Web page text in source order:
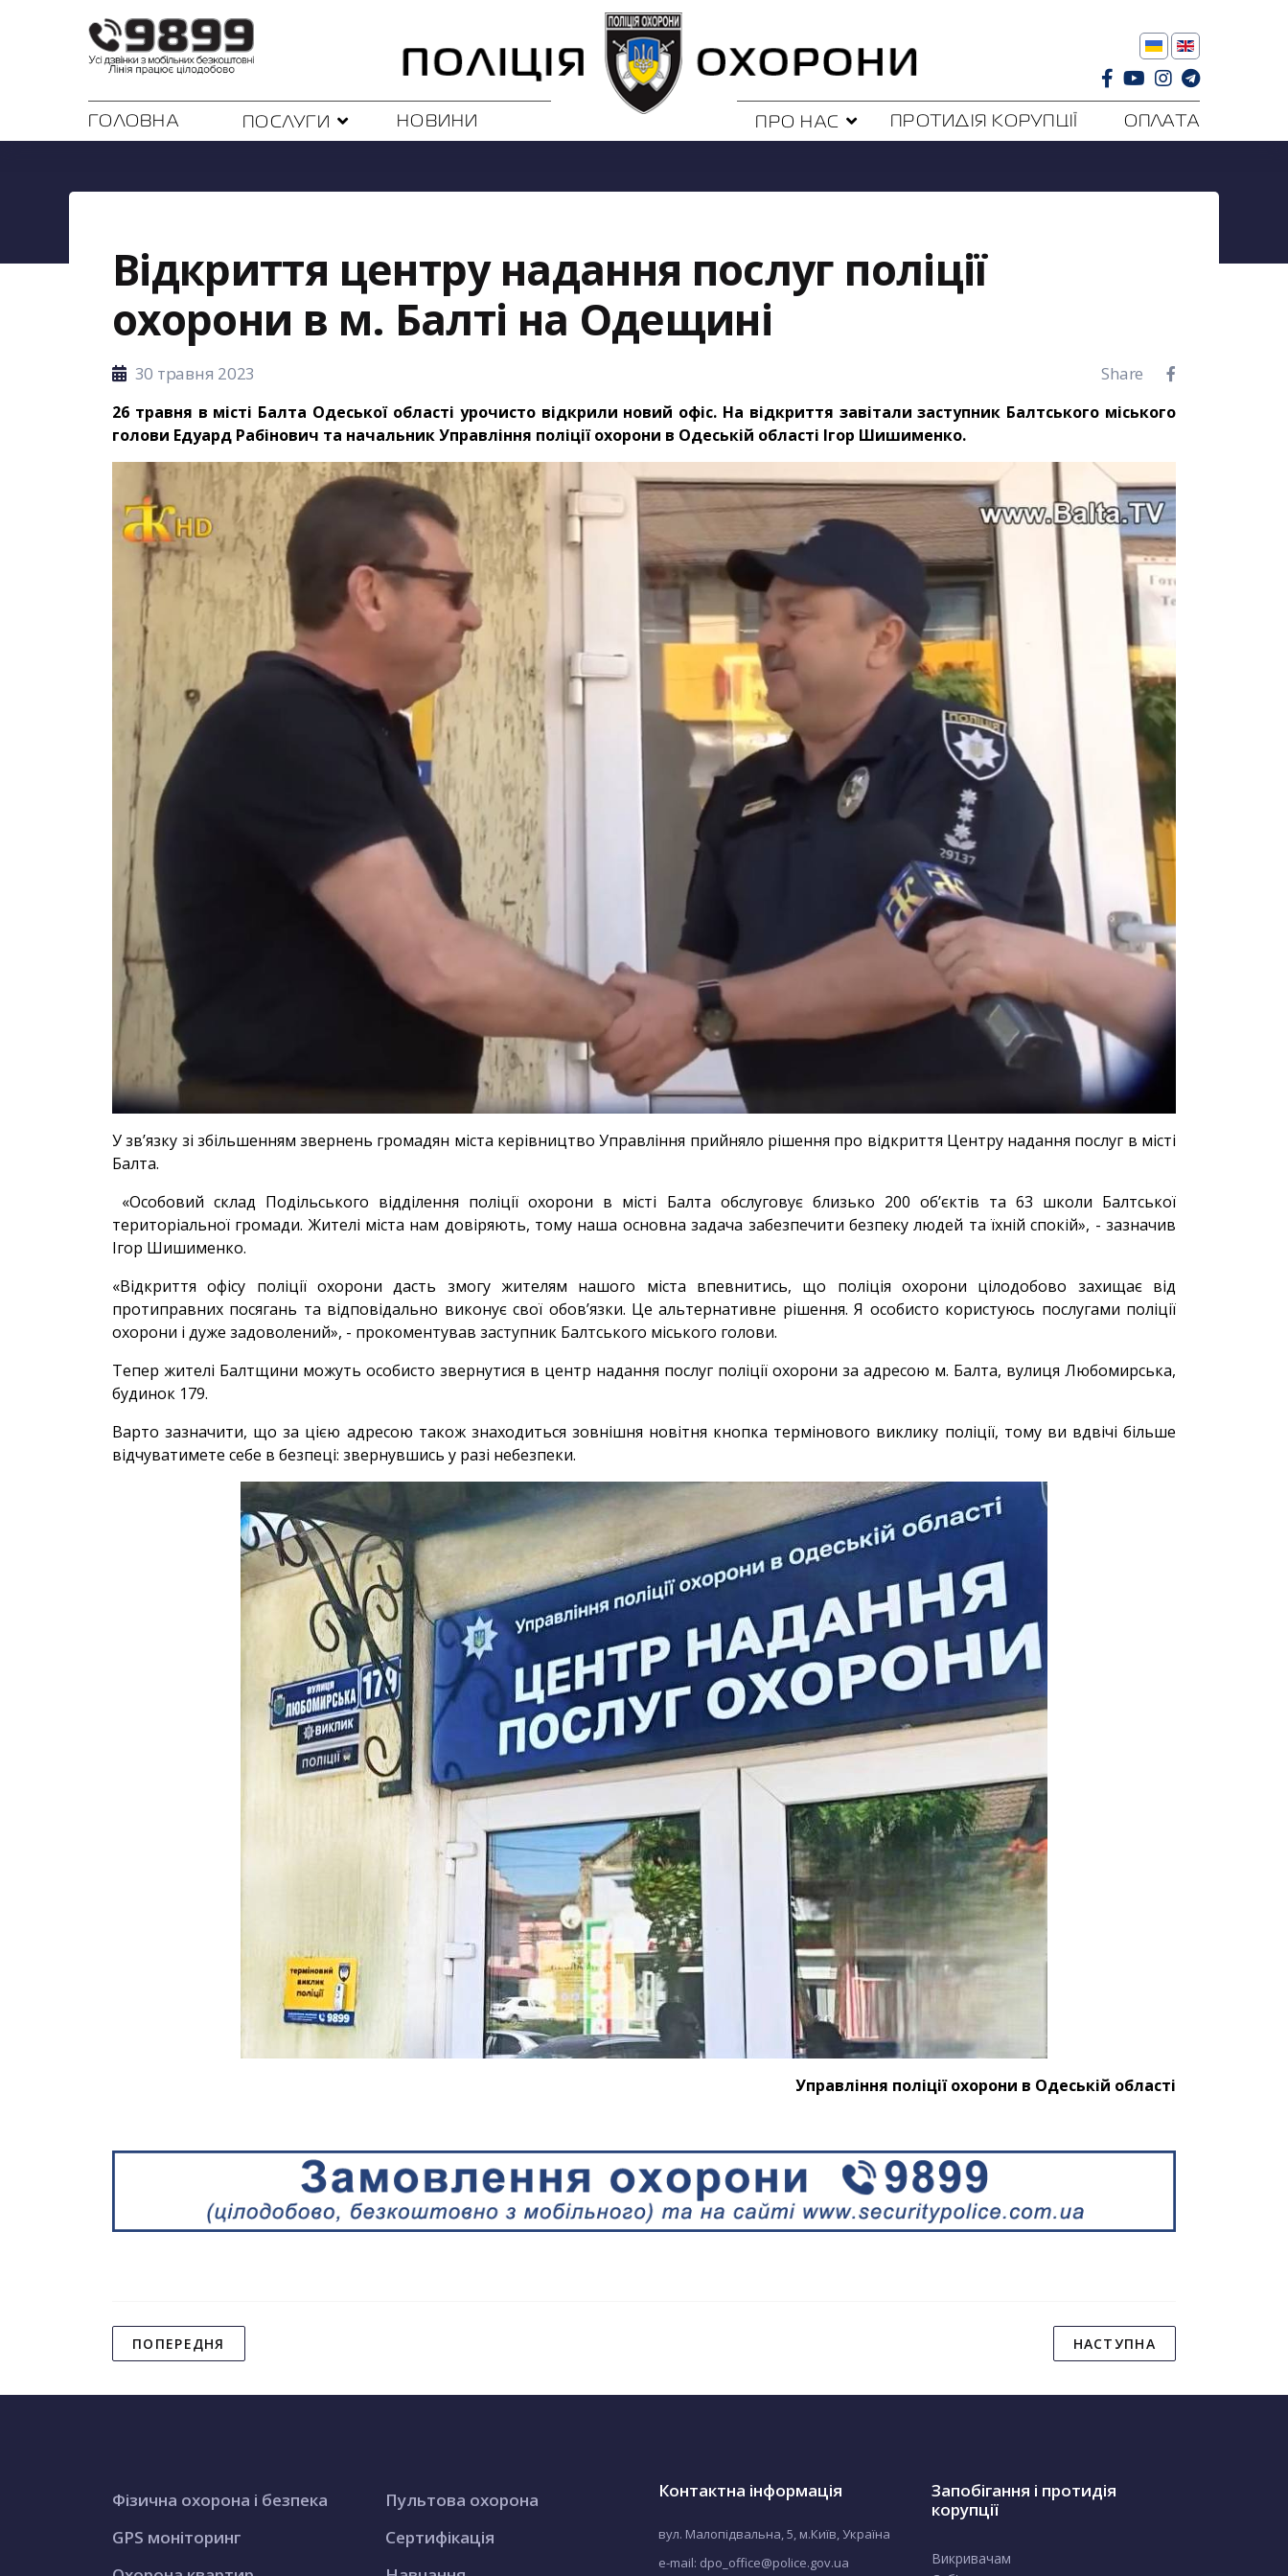
ГОЛОВНА ПОСЛУГИ НОВИНИ ПРО НАС ПРОТИДІЯ КОРУПЦІЇ ОПЛАТА
Відкриття центру надання послуг поліції
охорони в м. Балті на Одещині
30 травня 2023 Share
26 травня в місті Балта Одеської області урочисто відкрили новий офіс. На відкриття завітали заступник Балтського міського
голови Едуард Рабінович та начальник Управління поліції охорони в Одеській області Ігор Шишименко.
У зв’язку зі збільшенням звернень громадян міста керівництво Управління прийняло рішення про відкриття Центру надання послуг в місті
Балта.
«Особовий склад Подільського відділення поліції охорони в місті Балта обслуговує близько 200 об’єктів та 63 школи Балтської
територіальної громади. Жителі міста нам довіряють, тому наша основна задача забезпечити безпеку людей та їхній спокій», - зазначив
Ігор Шишименко.
«Відкриття офісу поліції охорони дасть змогу жителям нашого міста впевнитись, що поліція охорони цілодобово захищає від
протиправних посягань та відповідально виконує свої обов’язки. Це альтернативне рішення. Я особисто користуюсь послугами поліції
охорони і дуже задоволений», - прокоментував заступник Балтського міського голови.
Тепер жителі Балтщини можуть особисто звернутися в центр надання послуг поліції охорони за адресою м. Балта, вулиця Любомирська,
будинок 179.
Варто зазначити, що за цією адресою також знаходиться зовнішня новітня кнопка термінового виклику поліції, тому ви вдвічі більше
відчуватимете себе в безпеці: звернувшись у разі небезпеки.
Управління поліції охорони в Одеській області
ПОПЕРЕДНЯ НАСТУПНА
Фізична охорона і безпека
GPS моніторинг
Пультова охорона
Сертифікація
Контактна інформація
вул. Малопідвальна, 5, м.Київ, Україна
e-mail: dpo_office@police.gov.ua
Запобігання і протидія
корупції
Викривачам